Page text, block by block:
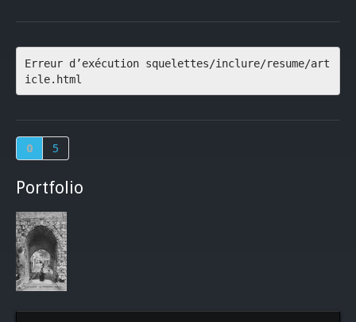
Erreur d’exécution squelettes/inclure/resume/art
icle.html
0 5
Portfolio